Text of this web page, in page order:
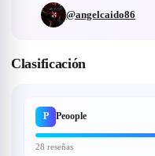
@angelcaido86
Clasificación
P Peoople
28 reseñas